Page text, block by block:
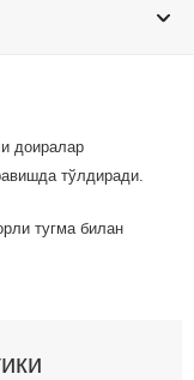
доиралар
тўлдиради.
тугма билан